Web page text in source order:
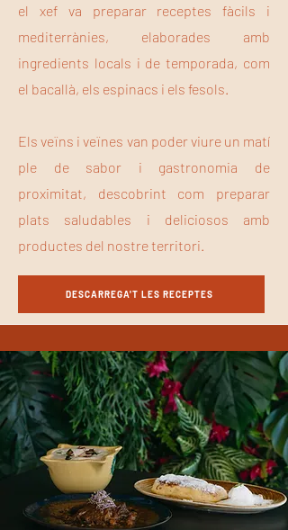
el xef va preparar receptes fàcils i
mediterrànies, elaborades amb
ingredients locals i de temporada, com
el bacallà, els espinacs i els fesols.
Els veïns i veïnes van poder viure un matí
ple de sabor i gastronomia de
proximitat, descobrint com preparar
plats saludables i deliciosos amb
productes del nostre territori.
DESCARREGA'T LES RECEPTES